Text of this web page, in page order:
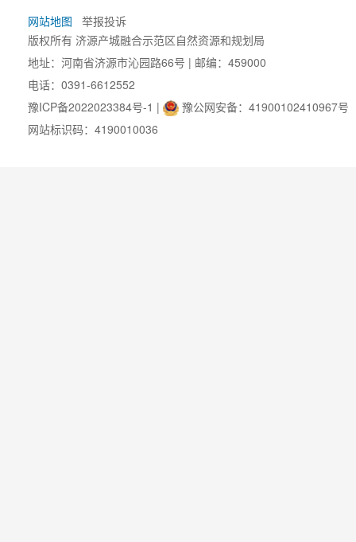
网站地图
举报投诉
版权所有 济源产城融合示范区自然资源和规划局
地址：河南省济源市沁园路66号 | 邮编：459000
电话：0391-6612552
豫ICP备2022023384号-1 |
豫公网安备：41900102410967号
网站标识码：4190010036